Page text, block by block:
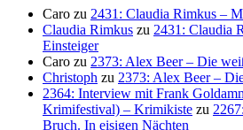
Caro zu 2431: Claudia Rimkus –
Claudia Rimkus zu 2431: Claudia
Einsteiger
Caro zu 2373: Alex Beer – Die
Christoph zu 2373: Alex Beer –
2364: Interview mit Frank
Krimifestival) – Krimikiste zu
Bruch. In eisigen Nächten